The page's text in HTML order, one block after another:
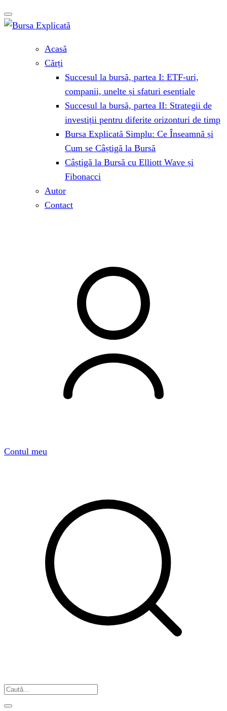
Acasă
Cărți
Succesul la bursă, partea I: ETF-uri,
companii, unelte și sfaturi esențiale
Succesul la bursă, partea II: Strategii de
investiții pentru diferite orizonturi de timp
Bursa Explicată Simplu: Ce Înseamnă și
Cum se Câștigă la Bursă
Câștigă la Bursă cu Elliott Wave și
Fibonacci
Autor
Contact
Contul meu